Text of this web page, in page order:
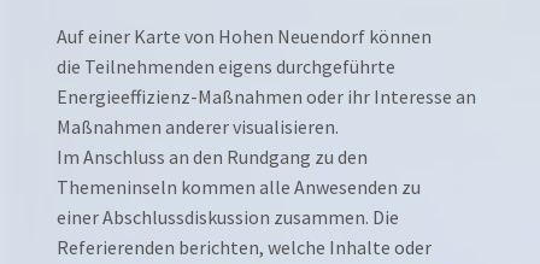
Auf einer Karte von Hohen Neuendorf können
die Teilnehmenden eigens durchgeführte
Energieeffizienz-Maßnahmen oder ihr Interesse an
Maßnahmen anderer visualisieren.
Im Anschluss an den Rundgang zu den
Themeninseln kommen alle Anwesenden zu
einer Abschlussdiskussion zusammen. Die
Referierenden berichten, welche Inhalte oder